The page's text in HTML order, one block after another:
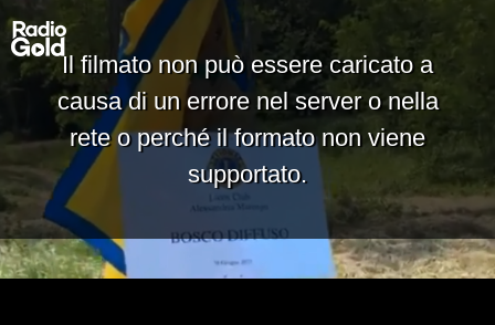
Il filmato non può essere caricato a
causa di un errore nel server o nella
rete o perché il formato non viene
supportato.